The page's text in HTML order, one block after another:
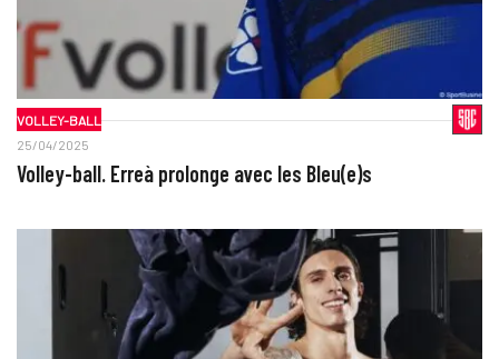
VOLLEY-BALL
25/04/2025
Volley-ball. Erreà prolonge avec les Bleu(e)s